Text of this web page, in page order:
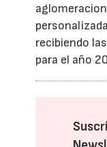
recibiendo
para el año